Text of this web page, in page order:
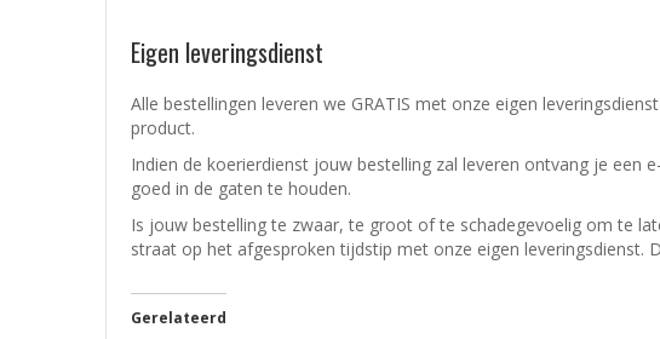
Eigen leveringsdienst
Alle bestellingen leveren we GRATIS met onze eigen
product.
Indien de koerierdienst jouw bestelling zal leveren ontvang je
goed in de gaten te houden.
Is jouw bestelling te zwaar, te groot of te schadegevoelig om te
straat op het afgesproken tijdstip met onze eigen leveringsdienst.
Gerelateerd